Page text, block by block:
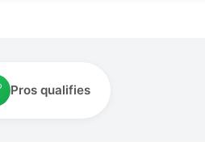
Pros qualifies